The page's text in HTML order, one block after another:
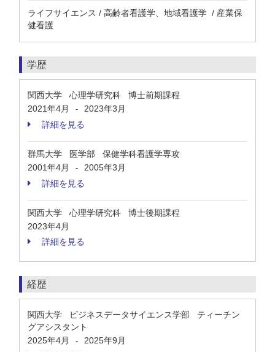
ライフサイエンス / 高齢者看護学、地域看護学 / 産業保
健看護
学歴
関西大学 心理学研究科 博士前期課程
2021年4月
-
2023年3月
詳細を見る
群馬大学 医学部 保健学科看護学専攻
2001年4月
-
2005年3月
詳細を見る
関西大学 心理学研究科 博士後期課程
2023年4月
詳細を見る
経歴
関西大学 ビジネスデータサイエンス学部 ティーチン
グアシスタント
2025年4月
-
2025年9月